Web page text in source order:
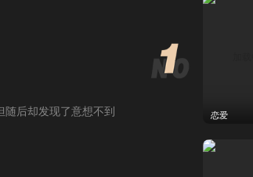
后却发现了意想不到
恋爱